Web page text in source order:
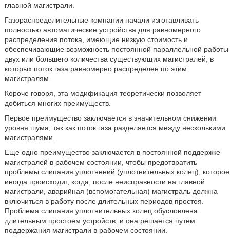
главной магистрали.
Газораспределительные компании начали изготавливать
полностью автоматические устройства для равномерного
распределения потока, имеющие низкую стоимость и
обеспечивающие возможность постоянной параллельной работы
двух или большего количества существующих магистралей, в
которых поток газа равномерно распределен по этим
магистралям.
Короче говоря, эта модификация теоретически позволяет
добиться многих преимуществ.
Первое преимущество заключается в значительном снижении
уровня шума, так как поток газа разделяется между несколькими
магистралями.
Еще одно преимущество заключается в постоянной поддержке
магистралей в рабочем состоянии, чтобы предотвратить
проблемы слипания уплотнений (уплотнительных колец), которое
иногда происходит, когда, после неисправности на главной
магистрали, аварийная (вспомогательная) магистраль должна
включиться в работу после длительных периодов простоя.
Проблема слипания уплотнительных колец обусловлена
длительным простоем устройств, и она решается путем
поддержания магистрали в рабочем состоянии.